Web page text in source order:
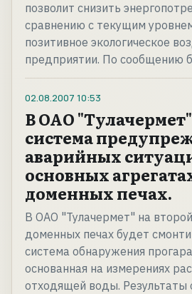
позволит снизить
сравнению с текущим
позитивное экологическое
предприятии. По сообщению
02.08.2007 10:53
В ОАО
система
аварийных
основных
доменных печах.
В ОАО "Тулачермет" на
доменных печах будет
система обнаружения
основанная на измерениях
отходящей воды. Результаты